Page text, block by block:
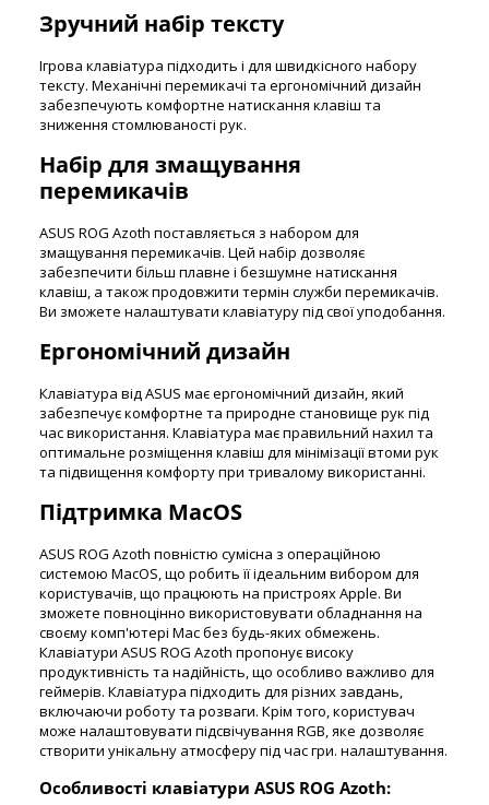
Зручний набір тексту
Ігрова клавіатура підходить і для швидкісного набору
тексту. Механічні перемикачі та ергономічний дизайн
забезпечують комфортне натискання клавіш та
зниження стомлюваності рук.
Набір для змащування
перемикачів
ASUS ROG Azoth поставляється з набором для
змащування перемикачів. Цей набір дозволяє
забезпечити більш плавне і безшумне натискання
клавіш, а також продовжити термін служби перемикачів.
Ви зможете налаштувати клавіатуру під свої уподобання.
Ергономічний дизайн
Клавіатура від ASUS має ергономічний дизайн, який
забезпечує комфортне та природне становище рук під
час використання. Клавіатура має правильний нахил та
оптимальне розміщення клавіш для мінімізації втоми рук
та підвищення комфорту при тривалому використанні.
Підтримка MacOS
ASUS ROG Azoth повністю сумісна з операційною
системою MacOS, що робить її ідеальним вибором для
користувачів, що працюють на пристроях Apple. Ви
зможете повноцінно використовувати обладнання на
своєму комп'ютері Mac без будь-яких обмежень.
Клавіатури ASUS ROG Azoth пропонує високу
продуктивність та надійність, що особливо важливо для
геймерів. Клавіатура підходить для різних завдань,
включаючи роботу та розваги. Крім того, користувач
може налаштовувати підсвічування RGB, яке дозволяє
створити унікальну атмосферу під час гри. налаштування.
Особливості клавіатури ASUS ROG Azoth: